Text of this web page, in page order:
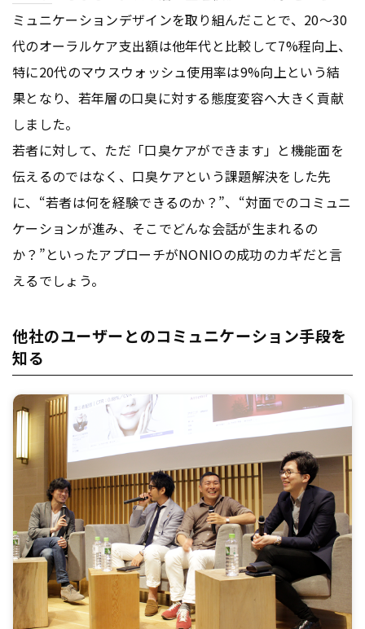
ミュニケーションデザインを取り組んだことで、20〜30
代のオーラルケア支出額は他年代と比較して7%程向上、
特に20代のマウスウォッシュ使用率は9%向上という結
果となり、若年層の口臭に対する態度変容へ大きく貢献
しました。
若者に対して、ただ「口臭ケアができます」と機能面を
伝えるのではなく、口臭ケアという課題解決をした先
に、“若者は何を経験できるのか？”、“対面でのコミュニ
ケーションが進み、そこでどんな会話が生まれるの
か？”といったアプローチがNONIOの成功のカギだと言
えるでしょう。
他社のユーザーとのコミュニケーション手段を
知る